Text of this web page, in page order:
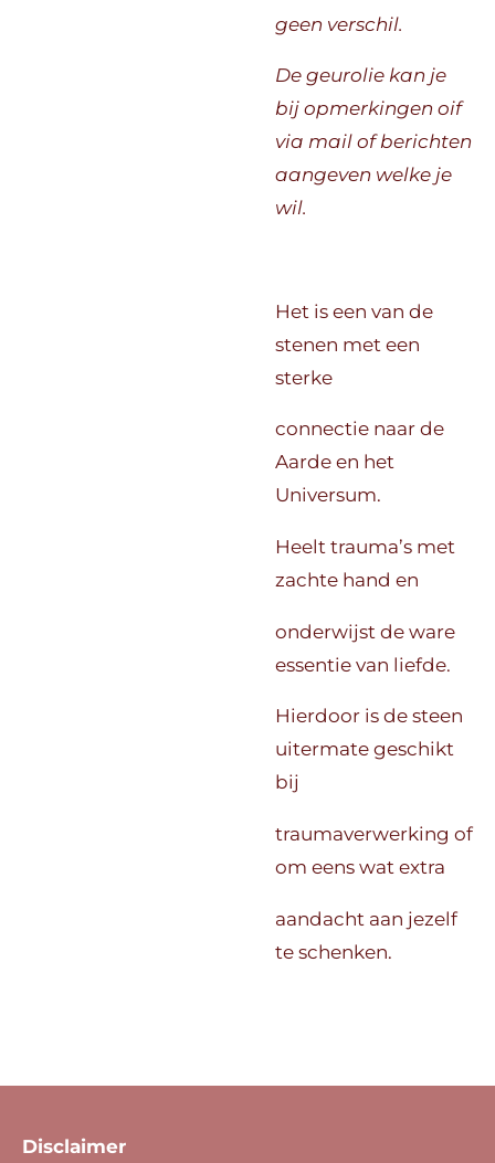
geen verschil.
De geurolie kan je
bij opmerkingen oif
via mail of berichten
aangeven welke je
wil.
Het is een van de
stenen met een
sterke
connectie naar de
Aarde en het
Universum.
Heelt trauma’s met
zachte hand en
onderwijst de ware
essentie van liefde.
Hierdoor is de steen
uitermate geschikt
bij
traumaverwerking of
om eens wat extra
aandacht aan jezelf
te schenken.
Disclaimer